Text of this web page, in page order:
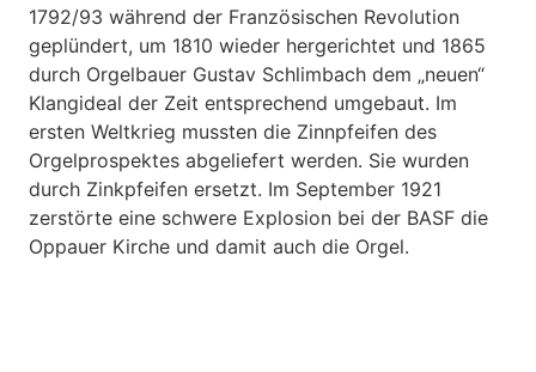
1792/93 während der Französischen Revolution
geplündert, um 1810 wieder hergerichtet und 1865
durch Orgelbauer Gustav Schlimbach dem „neuen“
Klangideal der Zeit entsprechend umgebaut. Im
ersten Weltkrieg mussten die Zinnpfeifen des
Orgelprospektes abgeliefert werden. Sie wurden
durch Zinkpfeifen ersetzt. Im September 1921
zerstörte eine schwere Explosion bei der BASF die
Oppauer Kirche und damit auch die Orgel.